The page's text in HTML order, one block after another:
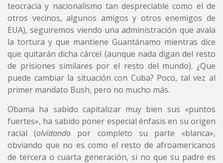
teocracia y nacionalismo tan despreciable como el de
otros vecinos, algunos amigos y otros enemigos de
EUA), seguiremos viendo una administración que avala
la tortura y que mantiene Guantánamo mientras dice
que quitarán dicha cárcel (aunque nada digan del resto
de prisiones similares por el resto del mundo). ¿Que
puede cambiar la situación con Cuba? Poco, tal vez al
primer mandato Bush, pero no mucho más.
Obama ha sabido capitalizar muy bien sus «puntos
fuertes», ha sabido poner especial énfasis en su origen
racial (olvidando por completo su parte «blanca»,
obviando que no es como el resto de afroamericanos
de tercera o cuarta generación, si no que su padre es